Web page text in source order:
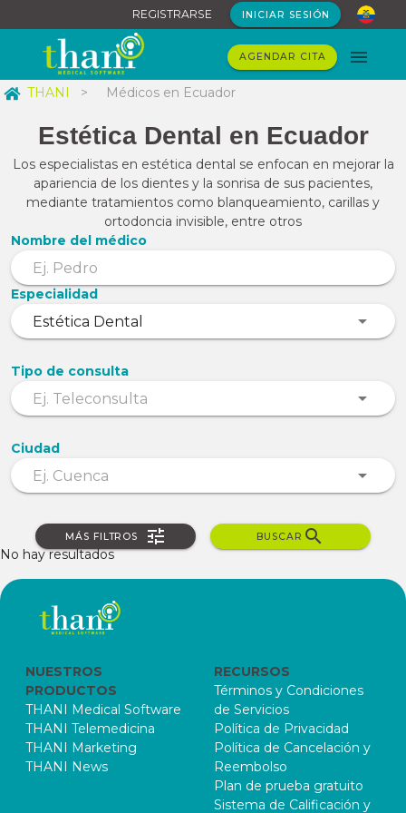
REGISTRARSE INICIAR SESIÓN
AGENDAR CITA
THANI > Médicos en Ecuador
Estética Dental en Ecuador
Los especialistas en estética dental se enfocan en mejorar la
apariencia de los dientes y la sonrisa de sus pacientes,
mediante tratamientos como blanqueamiento, carillas y
ortodoncia invisible, entre otros
Nombre del médico
Especialidad
Tipo de consulta
Ciudad
MÁS FILTROS BUSCAR
No hay resultados
NUESTROS
PRODUCTOS
THANI Medical Software
THANI Telemedicina
THANI Marketing
THANI News
RECURSOS
Términos y Condiciones
de Servicios
Política de Privacidad
Política de Cancelación y
Reembolso
Plan de prueba gratuito
Sistema de Calificación y